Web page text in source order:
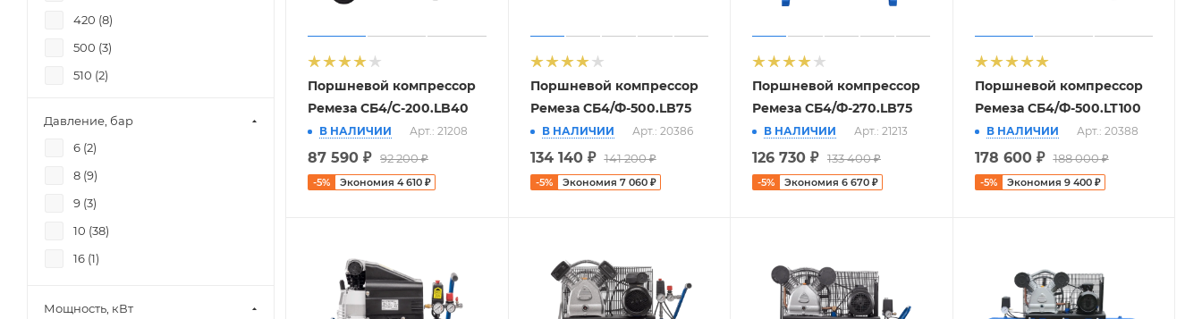
Поршневой компрессор
Ремеза СБ4/С-200.LB40
В НАЛИЧИИ Арт.: 21208
87 590 ₽ 92 200₽
-5% Экономия 4 610 ₽
Поршневой компрессор
Ремеза СБ4/Ф-500.LB75
В НАЛИЧИИ Арт.: 20386
134 140₽ 141 200₽
-5% Экономия 7 060₽
Поршневой компрессор
Ремеза СБ4/Ф-270.LB75
В НАЛИЧИИ Арт.: 21213
126 730 ₽ 133 400₽
-5% Экономия 6 670 ₽
Поршневой компрессор
Ремеза СБ4/Ф-500.LT100
В НАЛИЧИИ Арт.: 20388
178 600₽ 188 000₽
-5% Экономия 9 400₽
420 (8)
500 (3)
510 (2)
3
720 (
830 (
880 (
950 (
5
980 (
Давление, бар
6 (2)
8 (9)
9 (3)
10 (38)
16 (1)
Мощность, кВт